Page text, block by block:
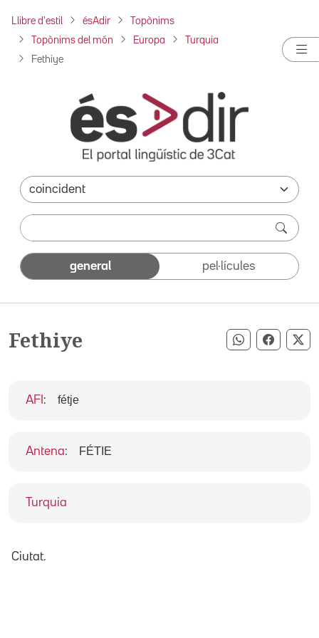
Llibre d'estil ésAdir Topònims
Topònims del món Europa Turquia
Fethiye
general pel·lícules
Fethiye Compartir
Turquia
AFI : fétje
Antena: FÉTIE
Ciutat.